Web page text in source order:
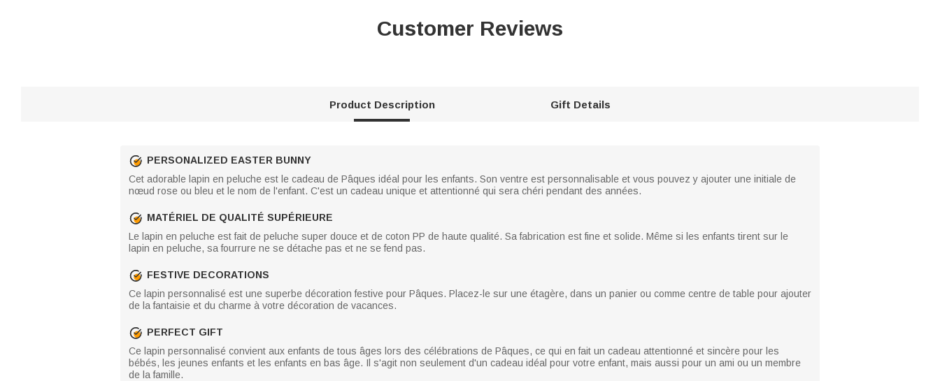
Customer Reviews
Product Description Gift Details
PERSONALIZED EASTER BUNNY
Cet adorable lapin en peluche est le cadeau de Pâques idéal pour les enfants. Son ventre est personnalisable et vous pouvez y ajouter une initiale de
nœud rose ou bleu et le nom de l'enfant. C'est un cadeau unique et attentionné qui sera chéri pendant des années.
MATÉRIEL DE QUALITÉ SUPÉRIEURE
Le lapin en peluche est fait de peluche super douce et de coton PP de haute qualité. Sa fabrication est fine et solide. Même si les enfants tirent sur le
lapin en peluche, sa fourrure ne se détache pas et ne se fend pas.
FESTIVE DECORATIONS
Ce lapin personnalisé est une superbe décoration festive pour Pâques. Placez-le sur une étagère, dans un panier ou comme centre de table pour ajouter
de la fantaisie et du charme à votre décoration de vacances.
PERFECT GIFT
Ce lapin personnalisé convient aux enfants de tous âges lors des célébrations de Pâques, ce qui en fait un cadeau attentionné et sincère pour les
bébés, les jeunes enfants et les enfants en bas âge. Il s'agit non seulement d'un cadeau idéal pour votre enfant, mais aussi pour un ami ou un membre
de la famille.